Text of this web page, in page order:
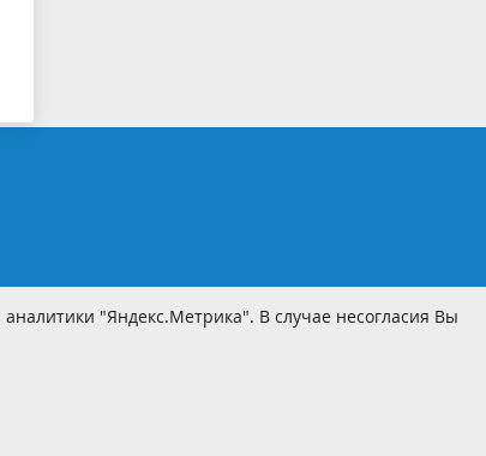
"Яндекс.Метрика". В случае несогласия Вы